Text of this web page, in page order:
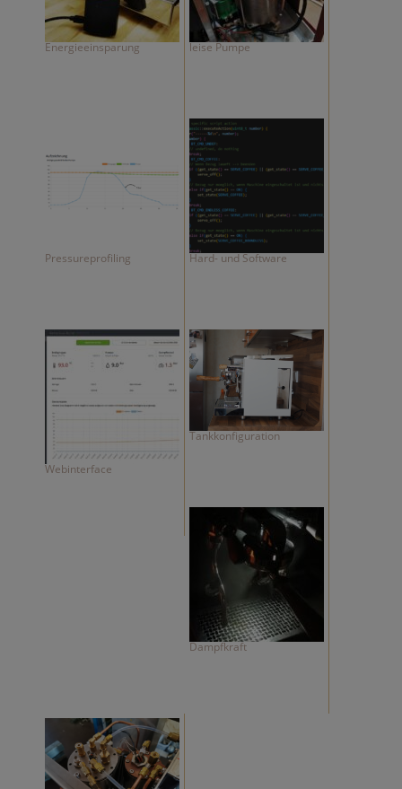
Energieeinsparung leise Pumpe
Pressureprofiling Hard- und Software
Webinterface
Tankkonfiguration
Dampfkraft